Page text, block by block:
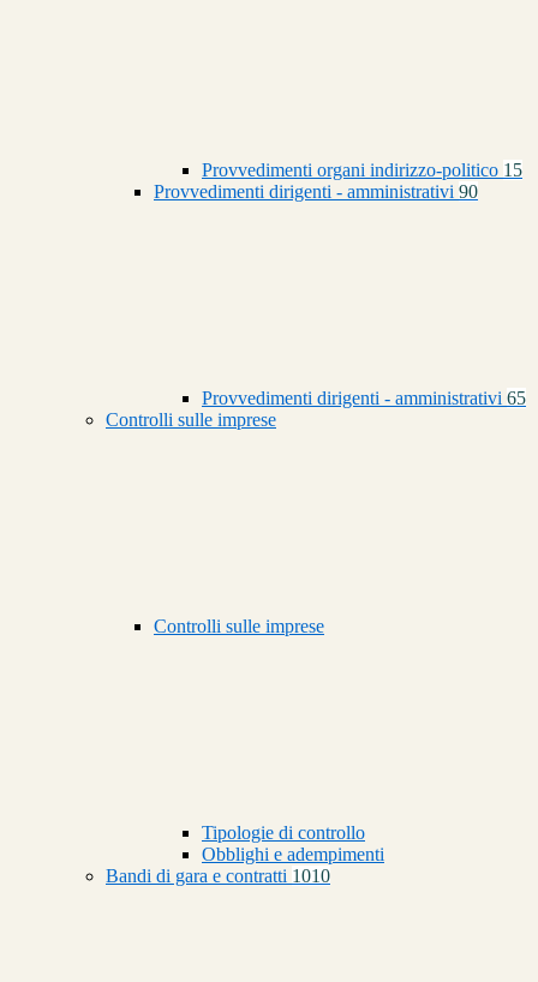
Provvedimenti organi indirizzo-politico 15
Provvedimenti dirigenti - amministrativi 90
Provvedimenti dirigenti - amministrativi 65
Controlli sulle imprese
Controlli sulle imprese
Tipologie di controllo
Obblighi e adempimenti
Bandi di gara e contratti 1010